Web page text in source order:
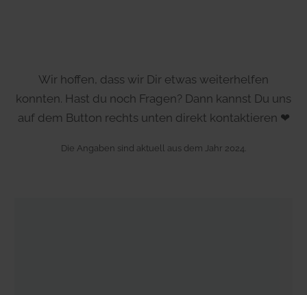
Wir hoffen, dass wir Dir etwas weiterhelfen
konnten. Hast du noch Fragen? Dann kannst Du uns
auf dem Button rechts unten direkt kontaktieren ❤
Die Angaben sind aktuell aus dem Jahr 2024.